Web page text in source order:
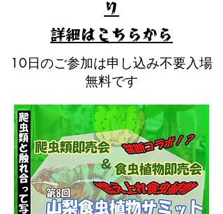
10日のご参加は申し込み不要入場
無料です
り
​詳細はこちらから